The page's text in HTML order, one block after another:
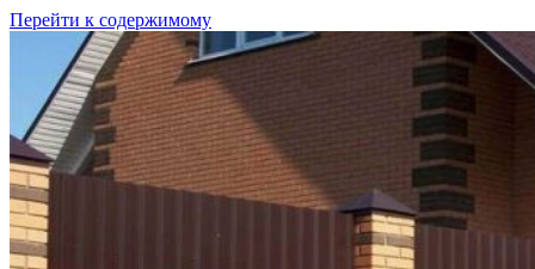
Перейти к содержимому